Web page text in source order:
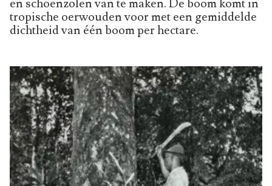
en schoenzolen van te maken. De boom komt in
tropische oerwouden voor met een gemiddelde
dichtheid van één boom per hectare.